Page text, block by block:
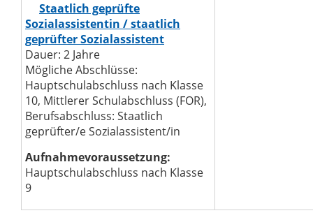
Staatlich geprüfte
Sozialassistentin / staatlich
geprüfter Sozialassistent
Dauer: 2 Jahre
Mögliche Abschlüsse:
Hauptschulabschluss nach Klasse
10, Mittlerer Schulabschluss (FOR),
Berufsabschluss: Staatlich
geprüfter/e Sozialassistent/in
Aufnahmevoraussetzung:
Hauptschulabschluss nach Klasse
9